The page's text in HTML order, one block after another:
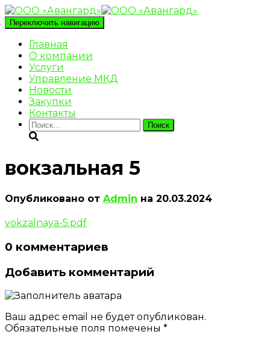
Переключить навигацию
Главная
О компании
Услуги
Управление МКД
Новости
Закупки
Контакты
Найти:
вокзальная 5
Опубликовано от Admin на 20.03.2024
vokzalnaya-5.pdf
0 комментариев
Добавить комментарий
Ваш адрес email не будет опубликован.
Обязательные поля помечены *